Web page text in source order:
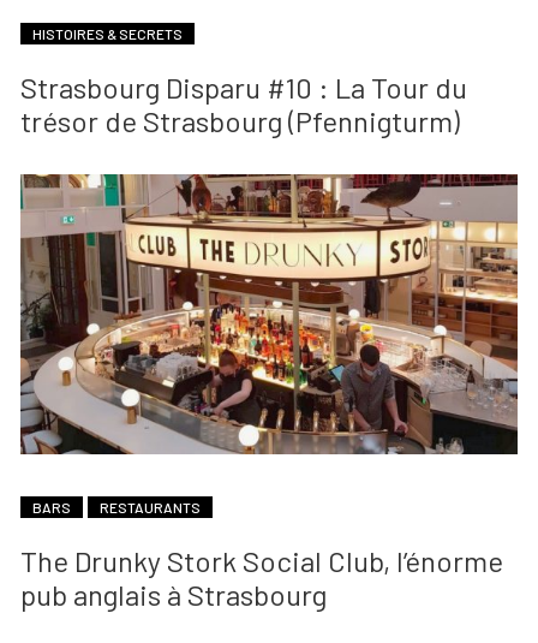
HISTOIRES & SECRETS
Strasbourg Disparu #10 : La Tour du
trésor de Strasbourg (Pfennigturm)
BARS RESTAURANTS
The Drunky Stork Social Club, l’énorme
pub anglais à Strasbourg